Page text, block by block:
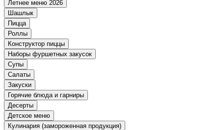
Летнее меню 2026
Шашлык
Пицца
Роллы
Конструктор пиццы
Наборы фуршетных закусок
Супы
Салаты
Закуски
Горячие блюда и гарниры
Десерты
Детское меню
Кулинария (замороженная продукция)